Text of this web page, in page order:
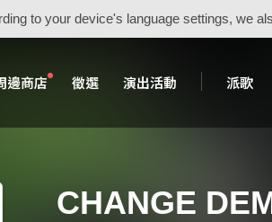
to your device's language settings, we
邊商店 徵選 演出活動 派歌
CHANGE